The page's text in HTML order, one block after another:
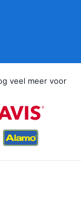
veel meer voor